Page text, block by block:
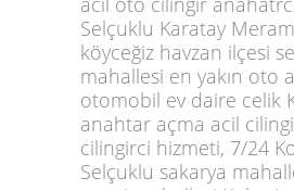
Selçuklu Karatay
köyceğiz havzan ilçesi
mahallesi en yakın oto
otomobil ev daire celik
anahtar açma acil
cilingirci hizmeti, 7/24
Selçuklu sakarya